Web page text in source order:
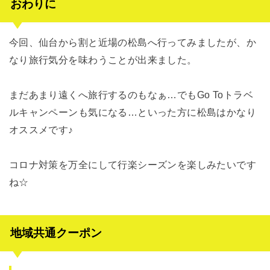
おわりに
今回、仙台から割と近場の松島へ行ってみましたが、か
なり旅行気分を味わうことが出来ました。
まだあまり遠くへ旅行するのもなぁ…でもGo Toトラベ
ルキャンペーンも気になる…といった方に松島はかなり
オススメです♪
コロナ対策を万全にして行楽シーズンを楽しみたいです
ね☆
地域共通クーポン